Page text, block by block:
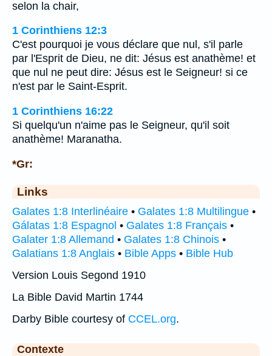
selon la chair,
1 Corinthiens 12:3
C'est pourquoi je vous déclare que nul, s'il parle
par l'Esprit de Dieu, ne dit: Jésus est anathème! et
que nul ne peut dire: Jésus est le Seigneur! si ce
n'est par le Saint-Esprit.
1 Corinthiens 16:22
Si quelqu'un n'aime pas le Seigneur, qu'il soit
anathème! Maranatha.
*Gr:
Links
Galates 1:8 Interlinéaire • Galates 1:8 Multilingue •
Gálatas 1:8 Espagnol • Galates 1:8 Français •
Galater 1:8 Allemand • Galates 1:8 Chinois •
Galatians 1:8 Anglais • Bible Apps • Bible Hub
Version Louis Segond 1910
La Bible David Martin 1744
Darby Bible courtesy of CCEL.org.
Contexte